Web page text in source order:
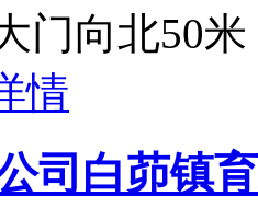
门向北50米
情
司白茆镇